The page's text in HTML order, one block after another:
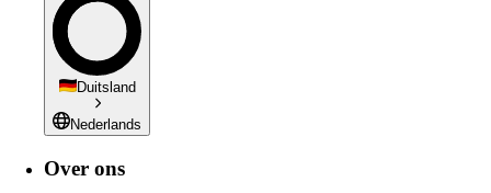
Duitsland
Nederlands
Over ons